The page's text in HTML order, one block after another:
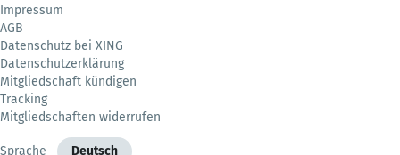
Impressum
AGB
Datenschutz bei XING
Datenschutzerklärung
Mitgliedschaft kündigen
Tracking
Mitgliedschaften widerrufen
Sprache Deutsch